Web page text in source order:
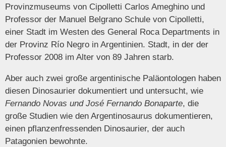
Provinzmuseums von Cipolletti Carlos Ameghino und
Professor der Manuel Belgrano Schule von Cipolletti,
einer Stadt im Westen des General Roca Departments in
der Provinz Río Negro in Argentinien. Stadt, in der der
Professor 2008 im Alter von 89 Jahren starb.
Aber auch zwei große argentinische Paläontologen haben
diesen Dinosaurier dokumentiert und untersucht, wie
Fernando Novas und José Fernando Bonaparte, die
große Studien wie den Argentinosaurus dokumentieren,
einen pflanzenfressenden Dinosaurier, der auch
Patagonien bewohnte.